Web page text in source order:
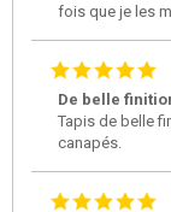
fois que je les
De belle
Tapis de belle
canapés.